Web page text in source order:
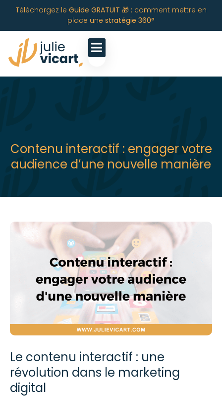
Téléchargez le Guide GRATUIT 🎁 : comment mettre en
place une stratégie 360°
Contenu interactif : engager votre
audience d’une nouvelle manière
Le contenu interactif : une
révolution dans le marketing
digital